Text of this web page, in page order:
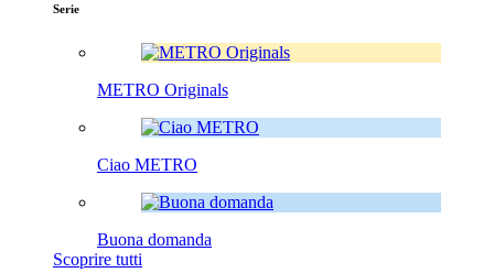
Serie
METRO Originals
Ciao METRO
Buona domanda
Scoprire tutti